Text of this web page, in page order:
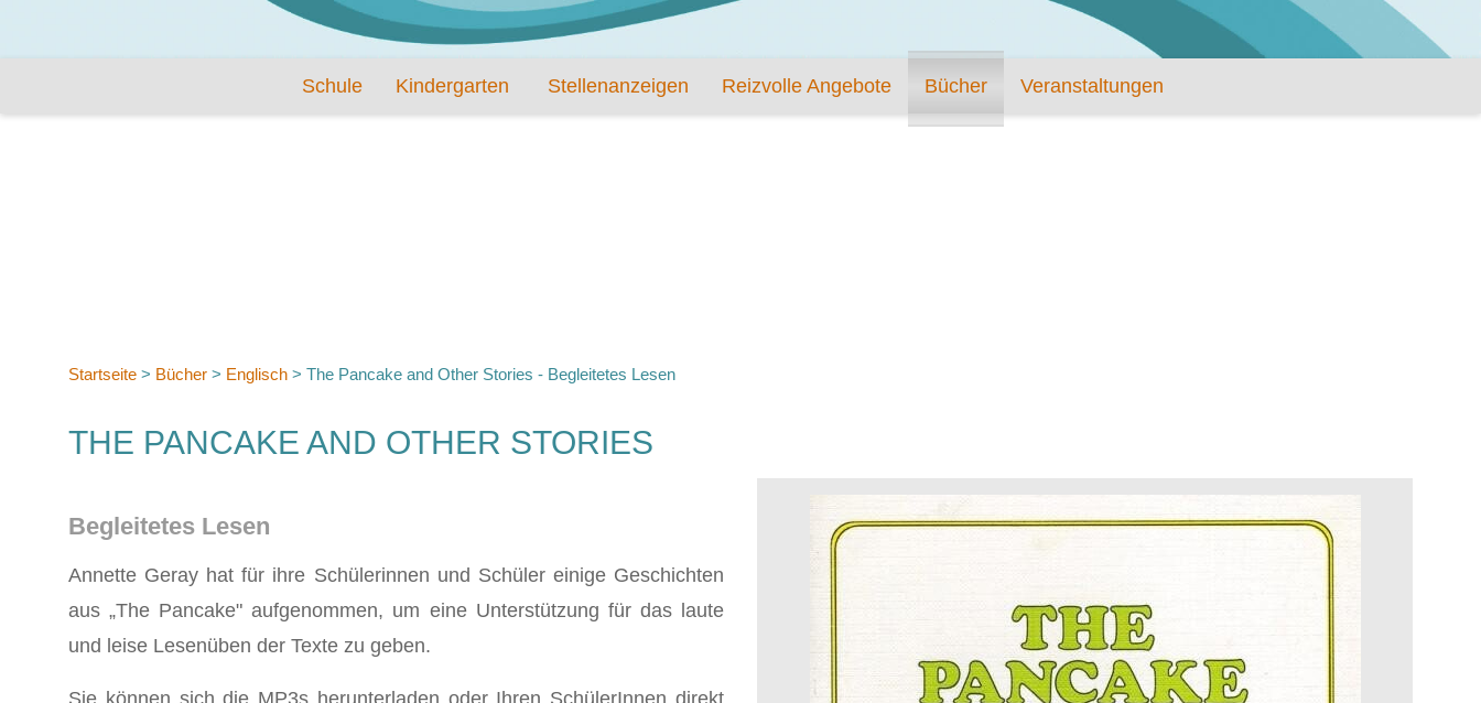
Schule Kindergarten Stellenanzeigen Reizvolle Angebote Bücher Veranstaltungen
Startseite > Bücher > Englisch > The Pancake and Other Stories - Begleitetes Lesen
THE PANCAKE AND OTHER STORIES
Begleitetes Lesen
Annette Geray hat für ihre Schülerinnen und Schüler einige Geschichten
aus „The Pancake" aufgenommen, um eine Unterstützung für das laute
und leise Lesenüben der Texte zu geben.
Sie können sich die MP3s herunterladen oder Ihren SchülerInnen direkt